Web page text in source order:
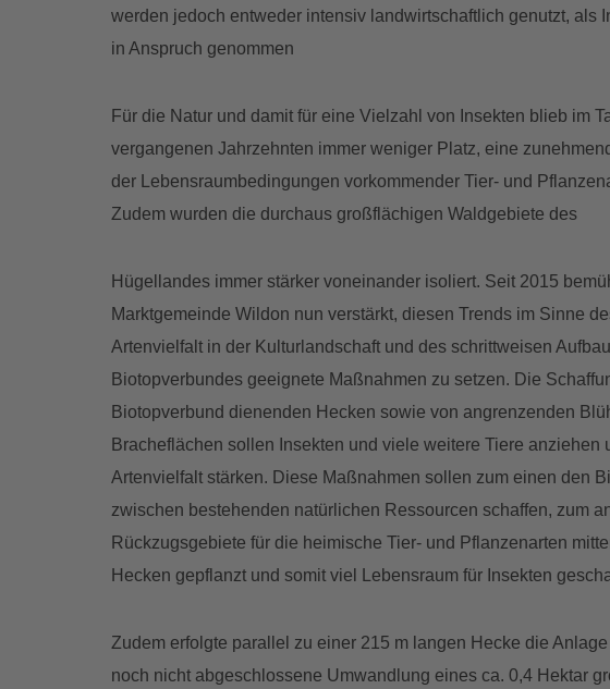
werden jedoch entweder intensiv landwirtschaftlich genutzt,
in Anspruch genommen
Für die Natur und damit für eine Vielzahl von Insekten blieb im
vergangenen Jahrzehnten immer weniger Platz, eine
der Lebensraumbedingungen vorkommender Tier- und
Zudem wurden die durchaus großflächigen Waldgebiete des
Hügellandes immer stärker voneinander isoliert. Seit 2015
Marktgemeinde Wildon nun verstärkt, diesen Trends im Sinne
Artenvielfalt in der Kulturlandschaft und des schrittweisen
Biotopverbundes geeignete Maßnahmen zu setzen. Die
Biotopverbund dienenden Hecken sowie von angrenzenden
Bracheflächen sollen Insekten und viele weitere Tiere anziehen
Artenvielfalt stärken. Diese Maßnahmen sollen zum einen den
zwischen bestehenden natürlichen Ressourcen schaffen, zum
Rückzugsgebiete für die heimische Tier- und Pflanzenarten
Hecken gepflanzt und somit viel Lebensraum für Insekten
Zudem erfolgte parallel zu einer 215 m langen Hecke die
noch nicht abgeschlossene Umwandlung eines ca. 0,4 Hektar